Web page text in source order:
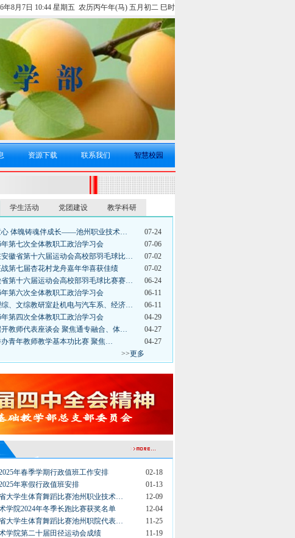
年8月7日 10:44 星期五 农历丙午年(马) 五月初二 巳时
资源下载 联系我们 智慧校园
学生活动 党团建设 教学科研
心 体魄铸魂伴成长——池州职业技术…
07-24
年第七次全体教职工政治学习会
07-06
安徽省第十六届运动会高校部羽毛球比…
07-02
战第七届杏花村龙舟嘉年华喜获佳绩
07-02
省第十六届运动会高校部羽毛球比赛赛…
06-24
年第六次全体教职工政治学习会
06-11
综、文综教研室赴机电与汽车系、经济…
06-11
年第四次全体教职工政治学习会
04-29
开教师代表座谈会 聚焦通专融合、体…
04-27
办青年教师教学基本功比赛 聚焦…
04-27
>>更多
年春季学期行政值班工作安排
02-18
年寒假行政值班安排
01-13
省大学生体育舞蹈比赛池州职业技术…
12-09
学院2024年冬季长跑比赛获奖名单
12-04
省大学生体育舞蹈比赛池州职院代表…
11-25
学院第二十届田径运动会成绩
11-19